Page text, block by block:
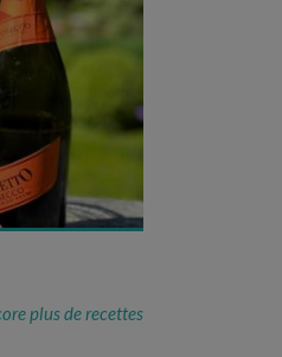
min
plus de recettes